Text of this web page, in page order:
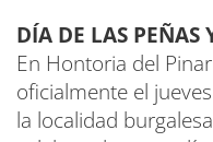
DÍA DE LAS PEÑAS
En Hontoria del
oficialmente el
la localidad